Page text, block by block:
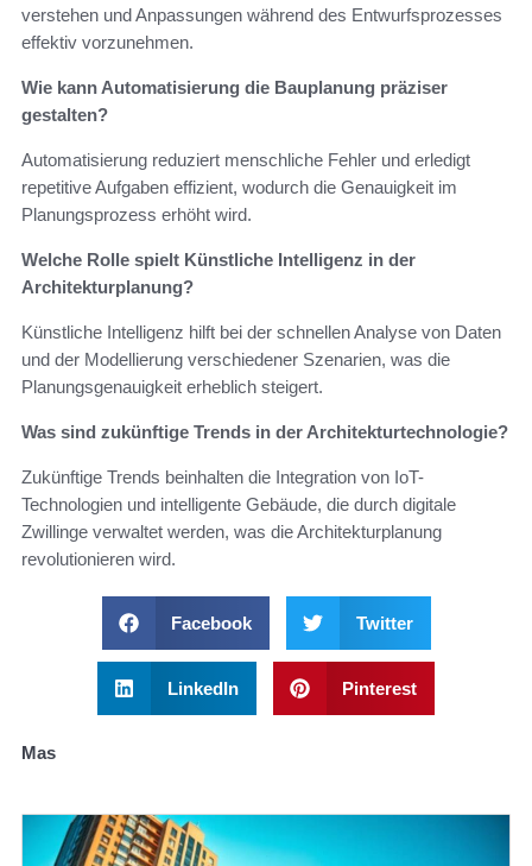
verstehen und Anpassungen während des Entwurfsprozesses
effektiv vorzunehmen.
Wie kann Automatisierung die Bauplanung präziser
gestalten?
Automatisierung reduziert menschliche Fehler und erledigt
repetitive Aufgaben effizient, wodurch die Genauigkeit im
Planungsprozess erhöht wird.
Welche Rolle spielt Künstliche Intelligenz in der
Architekturplanung?
Künstliche Intelligenz hilft bei der schnellen Analyse von Daten
und der Modellierung verschiedener Szenarien, was die
Planungsgenauigkeit erheblich steigert.
Was sind zukünftige Trends in der Architekturtechnologie?
Zukünftige Trends beinhalten die Integration von IoT-
Technologien und intelligente Gebäude, die durch digitale
Zwillinge verwaltet werden, was die Architekturplanung
revolutionieren wird.
Facebook Twitter
LinkedIn Pinterest
Mas